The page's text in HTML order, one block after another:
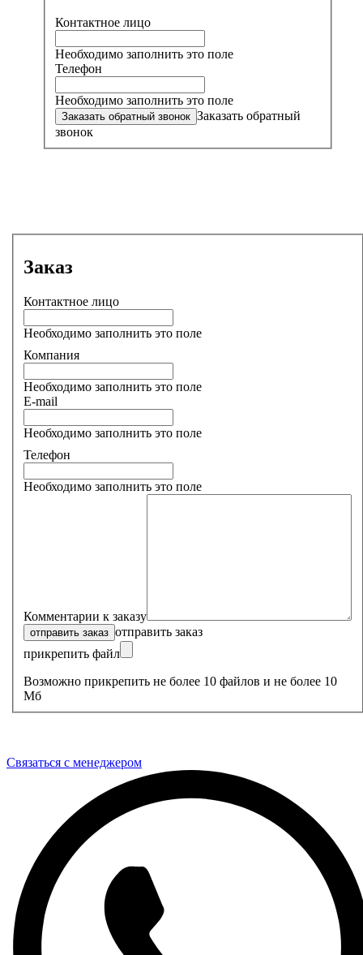
Контактное лицо
Необходимо заполнить это поле
Телефон
Необходимо заполнить это поле
Заказать обратный
звонок
Заказ
Контактное лицо
Необходимо заполнить это поле
Компания
Необходимо заполнить это поле
E-mail
Необходимо заполнить это поле
Телефон
Необходимо заполнить это поле
Комментарии к заказу
отправить заказ
прикрепить файл
Возможно прикрепить не более 10 файлов и не более 10
Мб
Связаться с менеджером